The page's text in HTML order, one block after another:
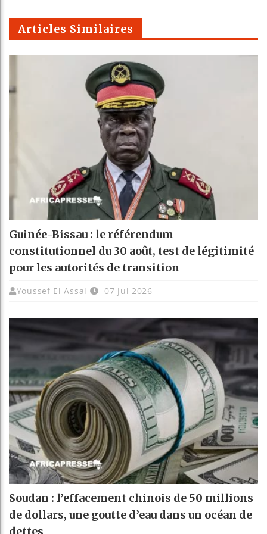
m
Articles Similaires
Guinée-Bissau : le référendum
constitutionnel du 30 août, test de légitimité
pour les autorités de transition
Youssef El Assal 07 Jul 2026
Soudan : l’effacement chinois de 50 millions
de dollars, une goutte d’eau dans un océan de